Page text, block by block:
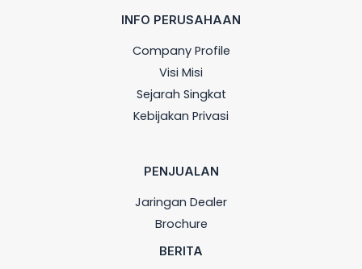
INFO PERUSAHAAN
Company Profile
Visi Misi
Sejarah Singkat
Kebijakan Privasi
PENJUALAN
Jaringan Dealer
Brochure
BERITA